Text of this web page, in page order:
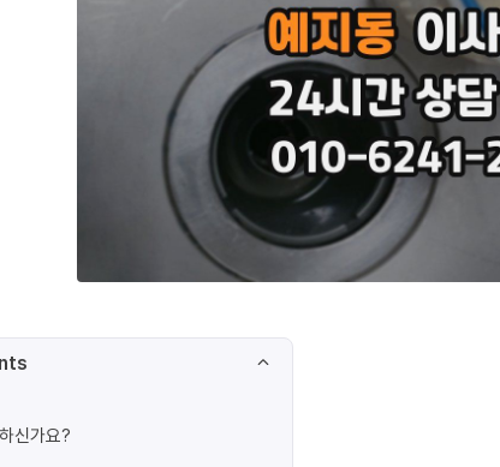
신가요?